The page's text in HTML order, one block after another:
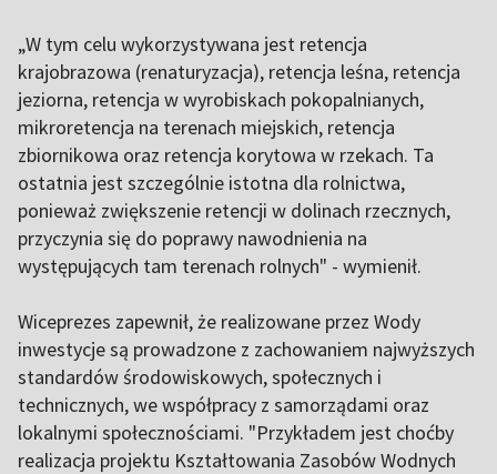
„W tym celu wykorzystywana jest retencja
krajobrazowa (renaturyzacja), retencja leśna, retencja
jeziorna, retencja w wyrobiskach pokopalnianych,
mikroretencja na terenach miejskich, retencja
zbiornikowa oraz retencja korytowa w rzekach. Ta
ostatnia jest szczególnie istotna dla rolnictwa,
ponieważ zwiększenie retencji w dolinach rzecznych,
przyczynia się do poprawy nawodnienia na
występujących tam terenach rolnych" - wymienił.
Wiceprezes zapewnił, że realizowane przez Wody
inwestycje są prowadzone z zachowaniem najwyższych
standardów środowiskowych, społecznych i
technicznych, we współpracy z samorządami oraz
lokalnymi społecznościami. "Przykładem jest choćby
realizacja projektu Kształtowania Zasobów Wodnych